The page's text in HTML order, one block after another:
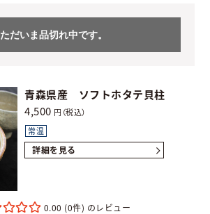
ただいま品切れ中です。
青森県産 ソフトホタテ貝柱
4,500 円（税込）
常温
詳細を見る
0.00 (0件)